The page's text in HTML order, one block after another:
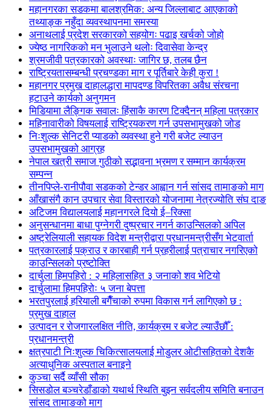
महानगरका सडकमा बालश्रमिक: अन्य जिल्लाबाट आएकाको
तथ्याङ्क नहुँदा व्यवस्थापनमा समस्या
अनाथलाई प्रदेश सरकारको सहयोगः पढाइ खर्चको जोहो
ज्येष्ठ नागरिकको मन भुलाउने थलोः दिवासेवा केन्द्र
श्रमजीवी पत्रकारको अवस्थाः जागिर छ, तलब छैन
राष्ट्रियतासम्बन्धी प्रचण्डका माग र पूर्तिबारे केही कुरा !
महानगर प्रमुख दाहालद्धारा मापदण्ड विपरितका अवैध संरचना
हटाउने कार्यको अनुगमन
मिडियामा लैङ्गिक सवालः हिंसाकै कारण टिक्दैनन् महिला पत्रकार
महिनावारीको विषयलाई राष्ट्रियकरण गर्न उपसभामुखको जोड
निःशुल्क सेनिटरी प्याडको व्यवस्था हुने गरी बजेट ल्याउन
उपसभामुखको आग्रह
नेपाल खत्री समाज गुठीको सद्भावना भ्रमण र सम्मान कार्यक्रम
सम्पन्न
तीनपिप्ले-रानीपौवा सडकको टेन्डर आह्वान गर्न सांसद तामाङको माग
आँखासंगै कान उपचार सेवा विस्तारको योजनामा नेत्रज्योति संघ दाङ
अटिजम विद्यालयलाई महानगरले दियो ई–रिक्सा
अनुसन्धानमा बाधा पुग्नेगरी दुष्प्रचार नगर्न काउन्सिलको अपिल
अष्ट्रेलियाली सहायक विदेश मन्त्रीद्वारा प्रधानमन्त्रीसँग भेटवार्ता
पत्रकारलाई पक्राउ र कारबाही गर्न प्रहरीलाई पत्राचार नगरिएको
काउन्सिलको प्रष्टोक्ति
दार्चुला हिमपहिरो : २ महिलासहित ३ जनाको शव भेटियो
दार्चुलामा हिमपहिरोः ५ जना बेपत्ता
भरतपुरलाई हरियाली बगैँचाको रुपमा विकास गर्न लागिएको छ :
प्रमुख दाहाल
उत्पादन र रोजगारलक्षित नीति, कार्यक्रम र बजेट ल्याउँछौँ :
प्रधानमन्त्री
क्षत्रपाटी निःशुल्क चिकित्सालयलाई मोडुलर ओटीसहितको देशकै
अत्याधुनिक अस्पताल बनाइने
कुञ्चा सर्दै व्याँसी सौका
सिसडोल बञ्चरेडाँडाको यथार्थ स्थिति बुझ्न सर्वदलीय समिति बनाउन
सांसद तामाङको माग